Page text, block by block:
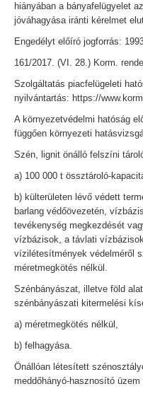
hiányában a bányafelügyelet
jóváhagyása iránti kérelmet
Engedélyt előíró jogforrás:
161/2017. (VI. 28.) Korm.
Szolgáltatás piacfelügeleti
nyilvántartás: https://
A környezetvédelmi hatóság
függően környezeti
Szén, lignit önálló felszíni
a) 100 000 t össztároló-
b) külterületen lévő védett
barlang védőövezetén,
tevékenység megkezdését
vízbázisok, a távlati
vízilétesítmények védelméről
méretmegkötés nélkül.
Szénbányászat, illetve föld
szénbányászati kitermelési
a) méretmegkötés nélkül,
b) felhagyása.
Önállóan létesített
meddőhányó-hasznosító